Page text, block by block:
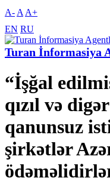
A- A A+
EN RU
Turan İnformasiya
“İşğal
qızıl və
qanunsuz
şirkətlər